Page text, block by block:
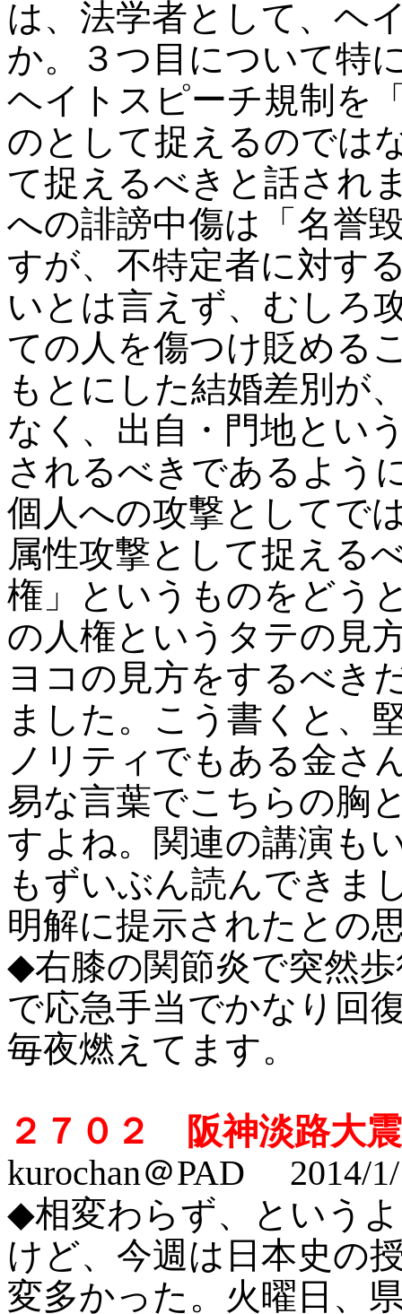
は、法学者として、ヘ
か。３つ目について特
ヘイトスピーチ規制を
のとして捉えるのでは
て捉えるべきと話され
への誹謗中傷は「名誉
すが、不特定者に対す
いとは言えず、むしろ
ての人を傷つけ貶める
もとにした結婚差別が
なく、出自・門地とい
されるべきであるよう
個人への攻撃としてで
属性攻撃として捉える
権」というものをどう
の人権というタテの見
ヨコの見方をするべき
ました。こう書くと、
ノリティでもある金さ
易な言葉でこちらの胸
すよね。関連の講演も
もずいぶん読んできま
明解に提示されたとの
◆右膝の関節炎で突然
で応急手当でかなり回
毎夜燃えてます。
２７０２ 阪神淡路大
kurochan＠PAD 2014/
◆相変わらず、という
けど、今週は日本史の
変多かった。火曜日、